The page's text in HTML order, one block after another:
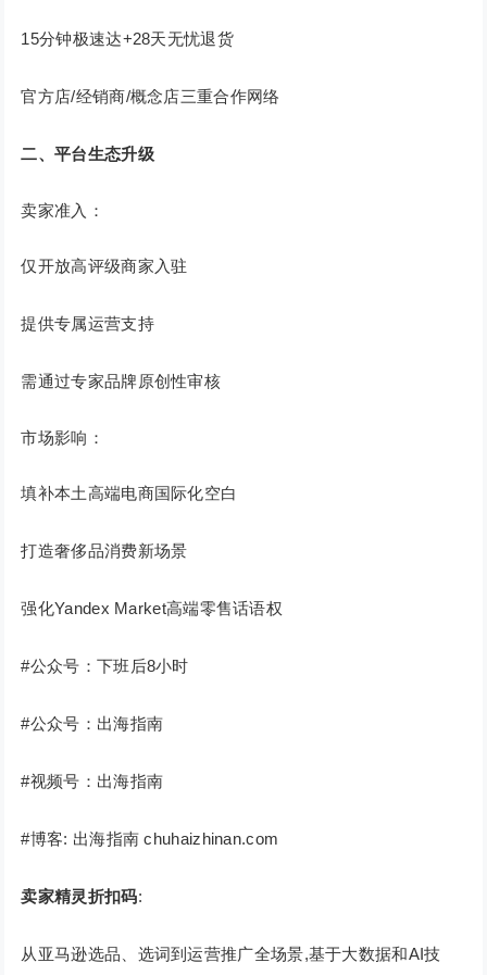
15分钟极速达+28天无忧退货
官方店/经销商/概念店三重合作网络
二、平台生态升级
卖家准入：
仅开放高评级商家入驻
提供专属运营支持
需通过专家品牌原创性审核
市场影响：
填补本土高端电商国际化空白
打造奢侈品消费新场景
强化Yandex Market高端零售话语权
#公众号：下班后8小时
#公众号：出海指南
#视频号：出海指南
#博客: 出海指南 chuhaizhinan.com
卖家精灵折扣码:
从亚马逊选品、选词到运营推广全场景,基于大数据和AI技